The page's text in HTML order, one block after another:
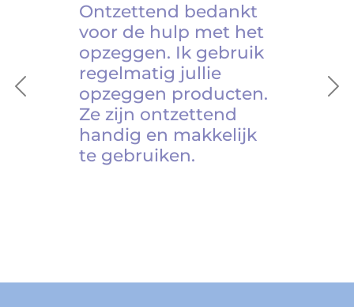
Previous
Ontzettend bedankt
voor de hulp met het
opzeggen. Ik gebruik
regelmatig jullie
opzeggen producten.
Ze zijn ontzettend
handig en makkelijk
te gebruiken.